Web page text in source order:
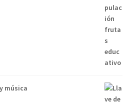
música